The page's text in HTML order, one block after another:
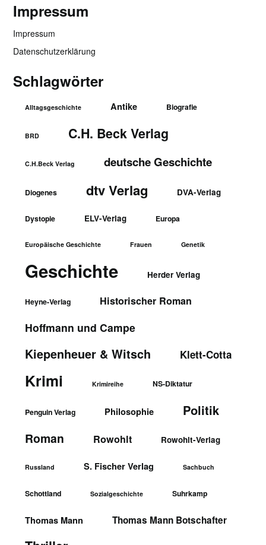
Impressum
Impressum
Datenschutzerklärung
Schlagwörter
Alltagsgeschichte Antike Biografie
BRD C.H. Beck Verlag
C.H.Beck Verlag deutsche Geschichte
Diogenes dtv Verlag DVA-Verlag
Dystopie ELV-Verlag Europa
Europäische Geschichte Frauen Genetik
Geschichte Herder Verlag
Heyne-Verlag Historischer Roman
Hoffmann und Campe
Kiepenheuer & Witsch Klett-Cotta
Krimi Krimireihe NS-Diktatur
Penguin Verlag Philosophie Politik
Roman Rowohlt Rowohlt-Verlag
Russland S. Fischer Verlag Sachbuch
Schottland Sozialgeschichte Suhrkamp
Thomas Mann Thomas Mann Botschafter